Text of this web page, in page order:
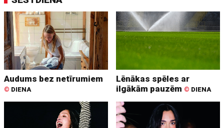
Audums bez netīrumiem
© DIENA
Lēnākas spēles ar
ilgākām pauzēm © DIENA